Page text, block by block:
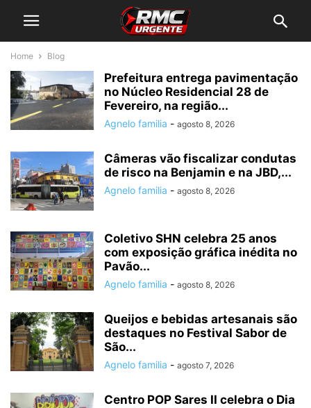
Home Blog
Prefeitura entrega pavimentação
no Núcleo Residencial 28 de
Fevereiro, na região...
Agnelo familia - agosto 8, 2026
Câmeras vão fiscalizar condutas
de risco na Benjamin e na JBD,...
Agnelo familia - agosto 8, 2026
Coletivo SHN celebra 25 anos
com exposição gráfica inédita no
Pavão...
Agnelo familia - agosto 8, 2026
Queijos e bebidas artesanais são
destaques no Festival Sabor de
São...
Agnelo familia - agosto 7, 2026
Centro POP Sares II celebra o Dia